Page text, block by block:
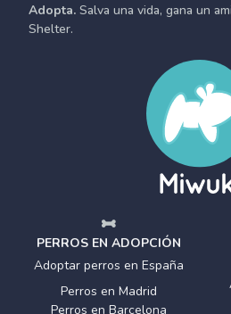
Adopta. Salva una vida, gana un
Shelter.
PERROS EN ADOPCIÓN
Adoptar perros en España
Perros en Madrid
Perros en Barcelona